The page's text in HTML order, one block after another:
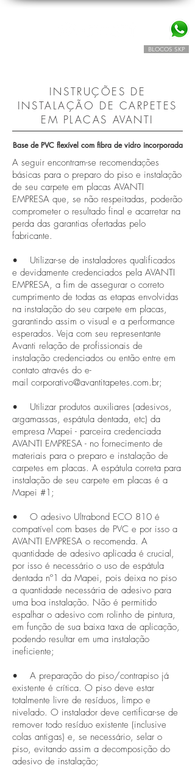
BLOCOS SKP
INSTRUÇÕES DE
INSTALAÇÃO DE CARPETES
EM PLACAS AVANTI
Base de PVC flexível com fibra de vidro incorporada
A seguir encontram-se recomendações
básicas para o preparo do piso e instalação
de seu carpete em placas AVANTI
EMPRESA que, se não respeitadas, poderão
comprometer o resultado final e acarretar na
perda das garantias ofertadas pelo
fabricante.
• Utilizar-se de instaladores qualificados
e devidamente credenciados pela AVANTI
EMPRESA, a fim de assegurar o correto
cumprimento de todas as etapas envolvidas
na instalação do seu carpete em placas,
garantindo assim o visual e a performance
esperados. Veja com seu representante
Avanti relação de profissionais de
instalação credenciados ou então entre em
contato através do e-
mail corporativo@avantitapetes.com.br;
• Utilizar produtos auxiliares (adesivos,
argamassas, espátula dentada, etc) da
empresa Mapei - parceira credenciada
AVANTI EMPRESA - no fornecimento de
materiais para o preparo e instalação de
carpetes em placas. A espátula correta para
instalação de seu carpete em placas é a
Mapei #1;
• O adesivo Ultrabond ECO 810 é
compatível com bases de PVC e por isso a
AVANTI EMPRESA o recomenda. A
quantidade de adesivo aplicada é crucial,
por isso é necessário o uso de espátula
dentada nº1 da Mapei, pois deixa no piso
a quantidade necessária de adesivo para
uma boa instalação. Não é permitido
espalhar o adesivo com rolinho de pintura,
em função de sua baixa taxa de aplicação,
podendo resultar em uma instalação
ineficiente;
• A preparação do piso/contrapiso já
existente é crítica. O piso deve estar
totalmente livre de resíduos, limpo e
nivelado. O instalador deve certificar-se de
remover todo resíduo existente (inclusive
colas antigas) e, se necessário, selar o
piso, evitando assim a decomposição do
adesivo de instalação;